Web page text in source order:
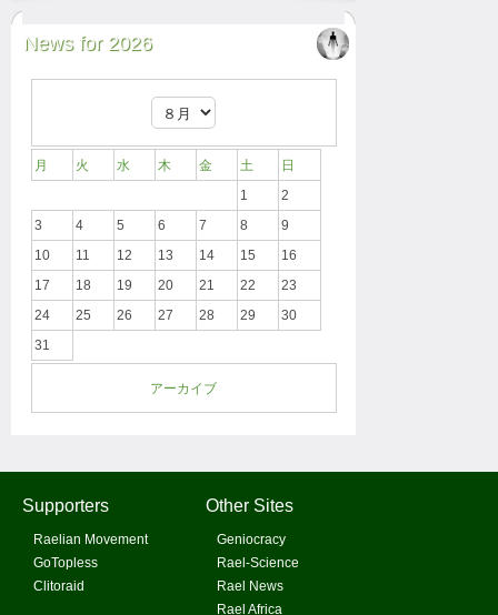
News for 2026
月 火 水 木 金 土
日
1
2
3
4 5 6 7 8
9
10
11 12 13 14 15
16
17
18 19 20 21 22
23
24
25 26 27 28 29
30
31
アーカイブ
Supporters
Raelian Movement
GoTopless
Clitoraid
Other Sites
Geniocracy
Rael-Science
Rael News
Rael Africa